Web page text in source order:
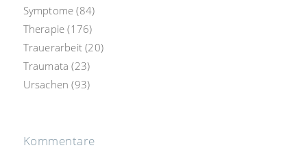
Symptome (84)
Therapie (176)
Trauerarbeit (20)
Traumata (23)
Ursachen (93)
Kommentare